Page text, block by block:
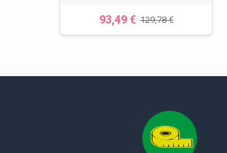
93,49 € 129,78 €